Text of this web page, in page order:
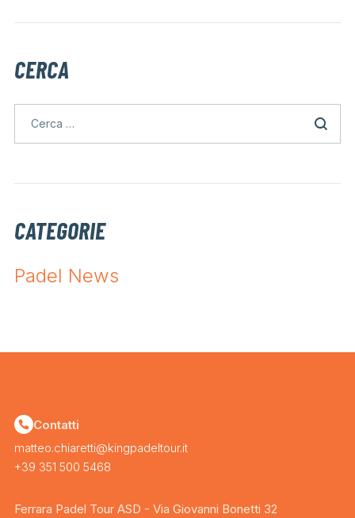
CERCA
CATEGORIE
Padel News
Contatti
matteo.chiaretti@kingpadeltour.it
+39 351 500 5468
Ferrara Padel Tour ASD - Via Giovanni Bonetti 32